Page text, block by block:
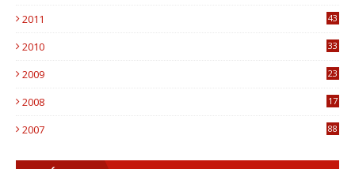
2011
43
2010
33
2009
23
2008
17
2007 88